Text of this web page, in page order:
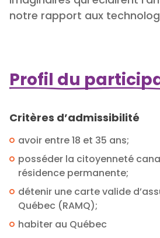
notre rapport aux
Profil du
Critères d’admissibilité
avoir entre 18 et 35 ans;
posséder la citoyenneté
résidence permanente;
détenir une carte valide
Québec (RAMQ);
habiter au Québec